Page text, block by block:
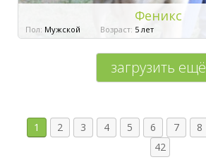
Феникс
Пол: Мужской Возраст: 5 лет
загрузить ещё
1 2 3 4 5 6 7 8
42